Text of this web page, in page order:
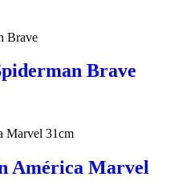
Brave
América Marvel